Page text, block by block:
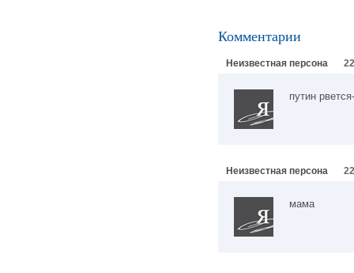
Комментарии
Неизвестная персона
путин
Неизвестная персона
мама